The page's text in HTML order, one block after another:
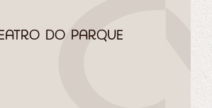
do Parque